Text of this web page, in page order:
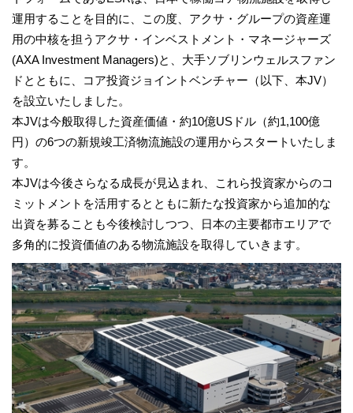
運用することを目的に、この度、アクサ・グループの資産運
用の中核を担うアクサ・インベストメント・マネージャーズ
(AXA Investment Managers)と、大手ソブリンウェルスファン
ドとともに、コア投資ジョイントベンチャー（以下、本JV）
を設立いたしました。
本JVは今般取得した資産価値・約10億USドル（約1,100億
円）の6つの新規竣工済物流施設の運用からスタートいたしま
す。
本JVは今後さらなる成長が見込まれ、これら投資家からのコ
ミットメントを活用するとともに新たな投資家から追加的な
出資を募ることも今後検討しつつ、日本の主要都市エリアで
多角的に投資価値のある物流施設を取得していきます。